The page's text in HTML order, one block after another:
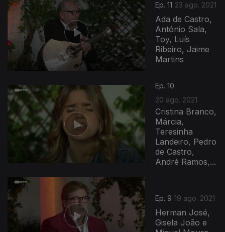
Ep. 11 23 ago. 2021
Ada de Castro,
António Sala,
Toy, Luís
Ribeiro, Jaime
Martins
Ep. 10
20 ago. 2021
Cristina Branco,
Márcia,
Teresinha
Landeiro, Pedro
de Castro,
André Ramos,...
Ep. 9 19 ago. 2021
Herman José,
Gisela João e